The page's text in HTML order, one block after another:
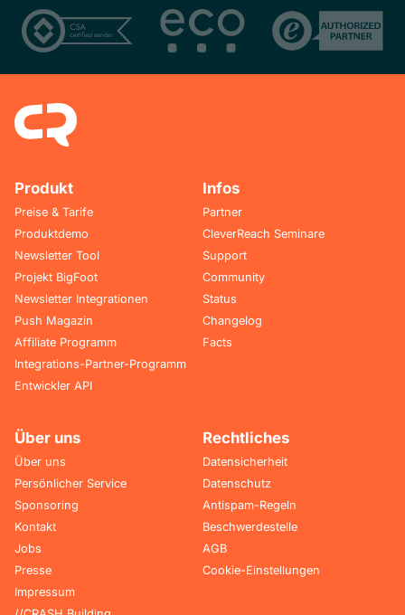
Produkt
Preise & Tarife
Produktdemo
Newsletter Tool
Projekt BigFoot
Newsletter Integrationen
Push Magazin
Affiliate Programm
Integrations-Partner-Programm
Entwickler API
Infos
Partner
CleverReach Seminare
Support
Community
Status
Changelog
Facts
Über uns
Über uns
Persönlicher Service
Sponsoring
Kontakt
Jobs
Presse
Impressum
Rechtliches
Datensicherheit
Datenschutz
Antispam-Regeln
Beschwerdestelle
AGB
Cookie-Einstellungen